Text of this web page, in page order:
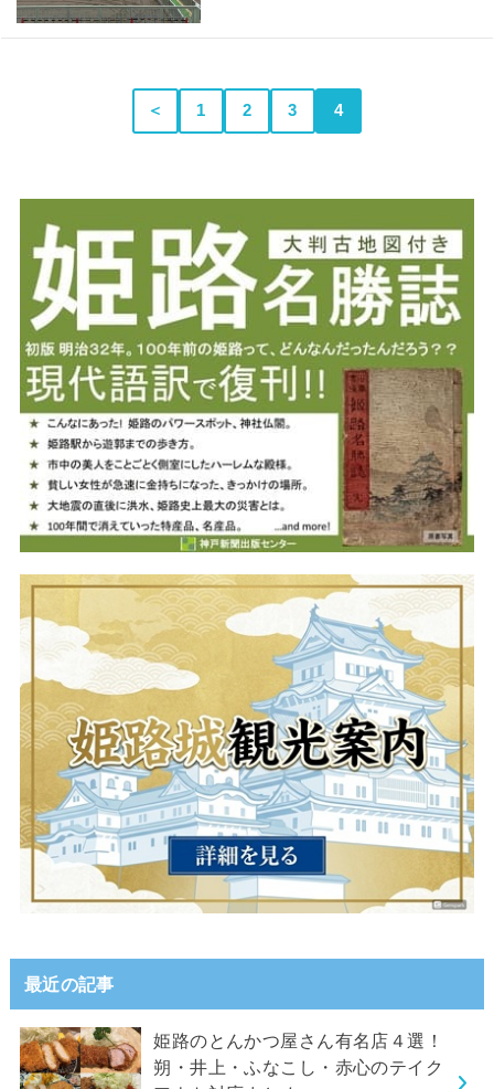
＜ 1 2 3 4
最近の記事
姫路のとんかつ屋さん有名店４選！
朔・井上・ふなこし・赤心のテイク